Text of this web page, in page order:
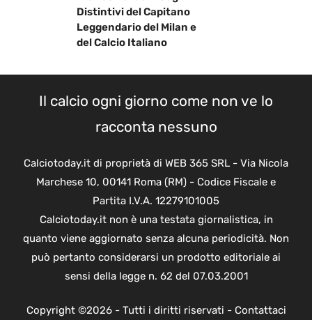
Distintivi del Capitano
Leggendario del Milan e
del Calcio Italiano
Il calcio ogni giorno come non ve lo
racconta nessuno
Calciotoday.it di proprietà di WEB 365 SRL - Via Nicola
Marchese 10, 00141 Roma (RM) - Codice Fiscale e
Partita I.V.A. 12279101005
Calciotoday.it non è una testata giornalistica, in
quanto viene aggiornato senza alcuna periodicità. Non
può pertanto considerarsi un prodotto editoriale ai
sensi della legge n. 62 del 07.03.2001
Copyright ©2026 - Tutti i diritti riservati - Contattaci